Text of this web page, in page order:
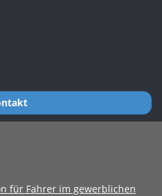
für Fahrer im gewerblichen